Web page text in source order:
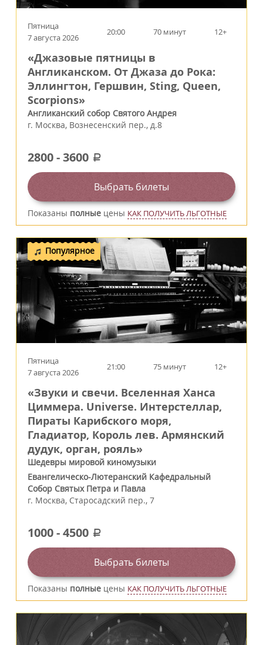
Пятница
7 августа 2026
20:00 70 минут 12+
«Джазовые пятницы в
Англиканском. От Джаза до Рока:
Эллингтон, Гершвин, Sting, Queen,
Scorpions»
Англиканский собор Святого Андрея
г. Москва, Вознесенский пер., д.8
2800-3600 a
Выбрать билеты
Показаны полные цены КАК ПОЛУЧИТЬ ЛЬГОТНЫЕ
Популярное
Пятница
7 августа 2026
21:00 75 минут 12+
«Звуки и свечи. Вселенная Ханса
Циммера. Universe. Интерстеллар,
Пираты Карибского моря,
Гладиатор, Король лев. Армянский
дудук, орган, рояль»
Шедевры мировой киномузыки
Евангелическо-Лютеранский Кафедральный
Собор Святых Петра и Павла
г. Москва, Старосадский пер., 7
1000-4500 a
Выбрать билеты
Показаны полные цены КАК ПОЛУЧИТЬ ЛЬГОТНЫЕ